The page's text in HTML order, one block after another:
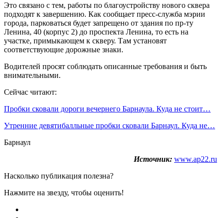
Это связано с тем, работы по благоустройству нового сквера
подходят к завершению. Как сообщает пресс-служба мэрии
города, парковаться будет запрещено от здания по пр-ту
Ленина, 40 (корпус 2) до проспекта Ленина, то есть на
участке, примыкающем к скверу. Там установят
соответствующие дорожные знаки.
Водителей просят соблюдать описанные требования и быть
внимательными.
Сейчас читают:
Пробки сковали дороги вечернего Барнаула. Куда не стоит…
Утренние девятибалльные пробки сковали Барнаул. Куда не…
Барнаул
Источник: www.ap22.ru
Насколько публикация полезна?
Нажмите на звезду, чтобы оценить!